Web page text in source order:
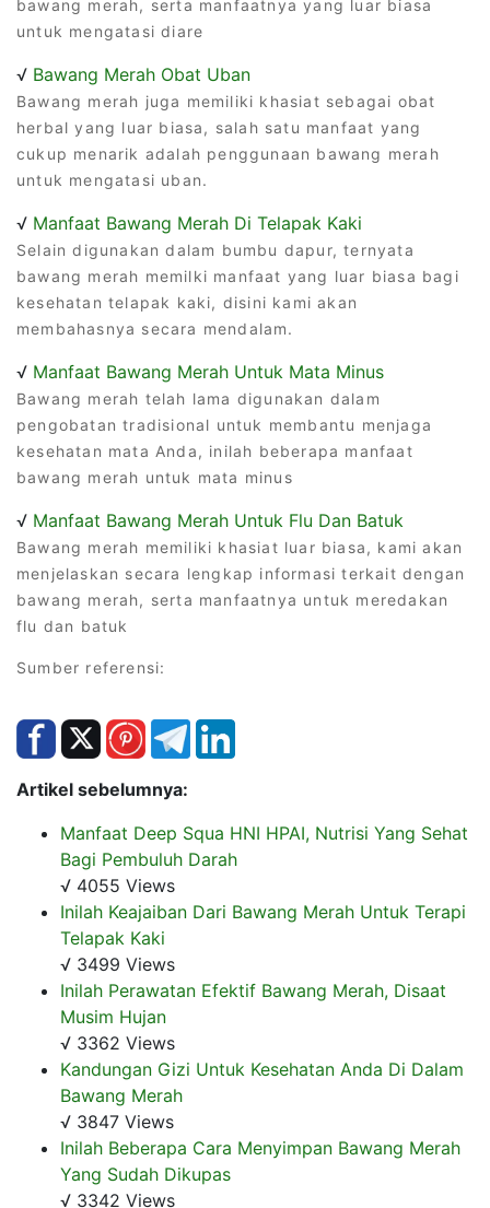
bawang merah, serta manfaatnya yang luar biasa
untuk mengatasi diare
√ Bawang Merah Obat Uban
Bawang merah juga memiliki khasiat sebagai obat
herbal yang luar biasa, salah satu manfaat yang
cukup menarik adalah penggunaan bawang merah
untuk mengatasi uban.
√ Manfaat Bawang Merah Di Telapak Kaki
Selain digunakan dalam bumbu dapur, ternyata
bawang merah memilki manfaat yang luar biasa bagi
kesehatan telapak kaki, disini kami akan
membahasnya secara mendalam.
√ Manfaat Bawang Merah Untuk Mata Minus
Bawang merah telah lama digunakan dalam
pengobatan tradisional untuk membantu menjaga
kesehatan mata Anda, inilah beberapa manfaat
bawang merah untuk mata minus
√ Manfaat Bawang Merah Untuk Flu Dan Batuk
Bawang merah memiliki khasiat luar biasa, kami akan
menjelaskan secara lengkap informasi terkait dengan
bawang merah, serta manfaatnya untuk meredakan
flu dan batuk
Sumber referensi:
Artikel sebelumnya:
Manfaat Deep Squa HNI HPAI, Nutrisi Yang Sehat
Bagi Pembuluh Darah
√ 4055 Views
Inilah Keajaiban Dari Bawang Merah Untuk Terapi
Telapak Kaki
√ 3499 Views
Inilah Perawatan Efektif Bawang Merah, Disaat
Musim Hujan
√ 3362 Views
Kandungan Gizi Untuk Kesehatan Anda Di Dalam
Bawang Merah
√ 3847 Views
Inilah Beberapa Cara Menyimpan Bawang Merah
Yang Sudah Dikupas
√ 3342 Views